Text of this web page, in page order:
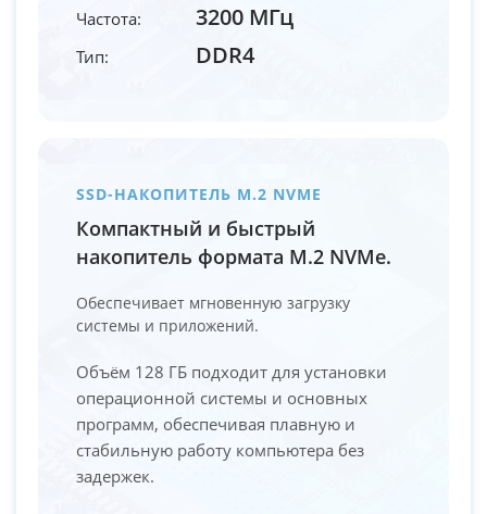
Частота: 3200 МГц
Тип: DDR4
SSD-НАКОПИТЕЛЬ M.2 NVME
Компактный и быстрый
накопитель формата M.2 NVMe.
Обеспечивает мгновенную загрузку
системы и приложений.
Объём 128 ГБ подходит для установки
операционной системы и основных
программ, обеспечивая плавную и
стабильную работу компьютера без
задержек.